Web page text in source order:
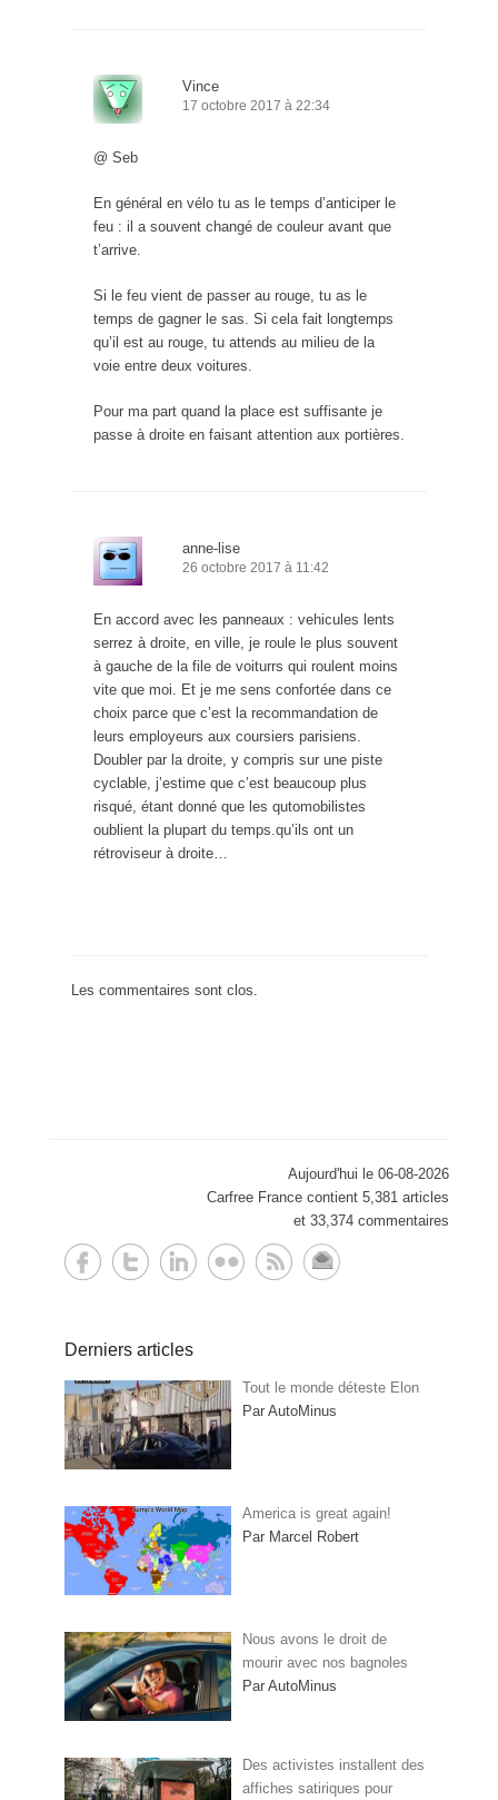
Vince
17 octobre 2017 à 22:34
@ Seb
En général en vélo tu as le temps d’anticiper le
feu : il a souvent changé de couleur avant que
t’arrive.
Si le feu vient de passer au rouge, tu as le
temps de gagner le sas. Si cela fait longtemps
qu’il est au rouge, tu attends au milieu de la
voie entre deux voitures.
Pour ma part quand la place est suffisante je
passe à droite en faisant attention aux portières.
anne-lise
26 octobre 2017 à 11:42
En accord avec les panneaux : vehicules lents
serrez à droite, en ville, je roule le plus souvent
à gauche de la file de voiturrs qui roulent moins
vite que moi. Et je me sens confortée dans ce
choix parce que c’est la recommandation de
leurs employeurs aux coursiers parisiens.
Doubler par la droite, y compris sur une piste
cyclable, j’estime que c’est beaucoup plus
risqué, étant donné que les qutomobilistes
oublient la plupart du temps.qu’ils ont un
rétroviseur à droite…
Les commentaires sont clos.
Aujourd'hui le 06-08-2026
Carfree France contient 5,381 articles
et 33,374 commentaires
Derniers articles
Tout le monde déteste Elon
Par AutoMinus
America is great again!
Par Marcel Robert
Nous avons le droit de
mourir avec nos bagnoles
Par AutoMinus
Des activistes installent des
affiches satiriques pour